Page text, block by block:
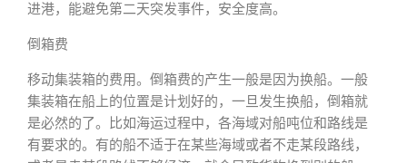
进港，能避免第二天突发事件，安全度高。
倒箱费
移动集装箱的费用。倒箱费的产生一般是因为换船。一般
集装箱在船上的位置是计划好的，一旦发生换船，倒箱就
是必然的了。比如海运过程中，各海域对船吨位和路线是
有要求的。有的船不适于在某些海域或者不走某段路线，